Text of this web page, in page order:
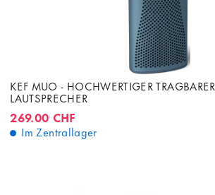
KEF MUO - HOCHWERTIGER TRAGBARER
LAUTSPRECHER
269.00 CHF
Im Zentrallager